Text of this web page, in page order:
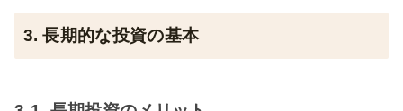
3. 長期的な投資の基本